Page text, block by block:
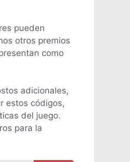
pueden
otros premios
como
adicionales,
estos códigos,
del juego.
para la